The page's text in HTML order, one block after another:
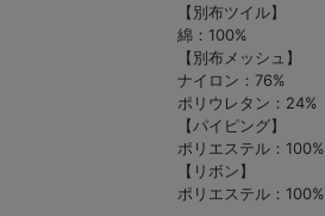
【別布ツイル】
綿：100%
【別布メッシュ】
ナイロン：76%
ポリウレタン：24%
【パイピング】
ポリエステル：100%
【リボン】
ポリエステル：100%